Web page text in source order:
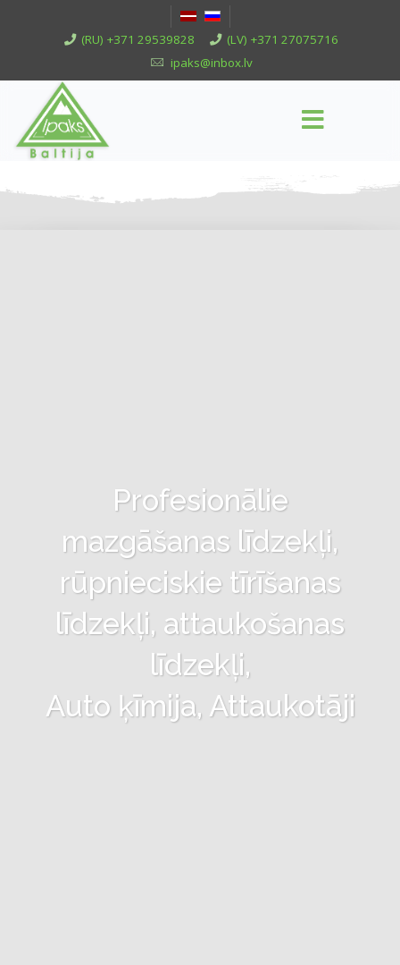
(RU) +371 29539828
(LV) +371 27075716
ipaks@inbox.lv
Profesionālie
mazgāšanas līdzekļi,
rūpnieciskie tīrīšanas
līdzekļi, attaukošanas
līdzekļi,
Auto ķīmija, Attaukotāji